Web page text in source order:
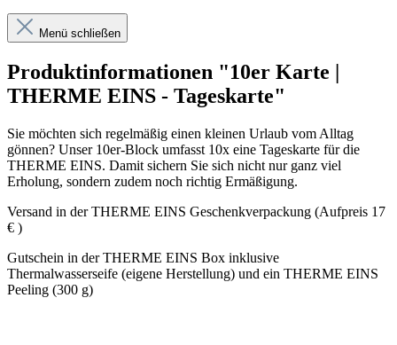
Menü schließen
Produktinformationen "10er Karte |
THERME EINS - Tageskarte"
Sie möchten sich regelmäßig einen kleinen Urlaub vom Alltag
gönnen? Unser 10er-Block umfasst 10x eine Tageskarte für die
THERME EINS. Damit sichern Sie sich nicht nur ganz viel
Erholung, sondern zudem noch richtig Ermäßigung.
Versand in der THERME EINS Geschenkverpackung (Aufpreis 17
€ )
Gutschein in der THERME EINS Box inklusive
Thermalwasserseife (eigene Herstellung) und ein THERME EINS
Peeling (300 g)